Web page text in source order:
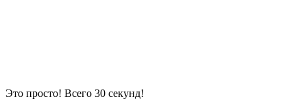
Это просто! Всего 30 секунд!